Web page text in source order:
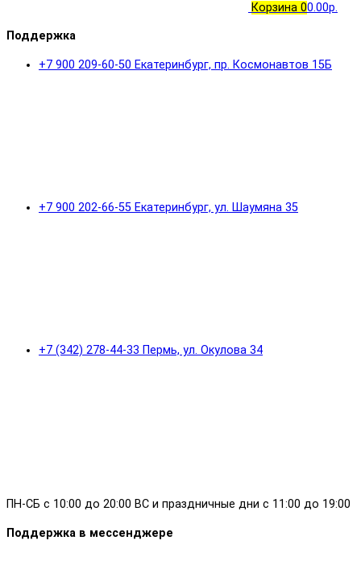
Корзина 00.00р.
Поддержка
+7 900 209-60-50 Екатеринбург, пр. Космонавтов 15Б
+7 900 202-66-55 Екатеринбург, ул. Шаумяна 35
+7 (342) 278-44-33 Пермь, ул. Окулова 34
ПН-СБ с 10:00 до 20:00 ВС и праздничные дни с 11:00 до 19:00
Поддержка в мессенджере